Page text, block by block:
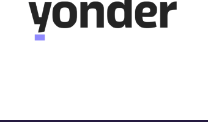
Midpoint Brabant